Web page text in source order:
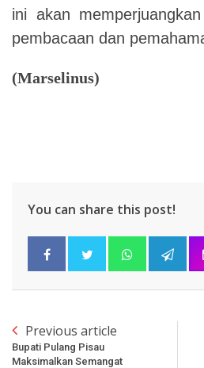
ini akan
pembacaan dan
(Marselinus)
You can share this post!
Previous article
Bupati Pulang Pisau
Maksimalkan Semangat